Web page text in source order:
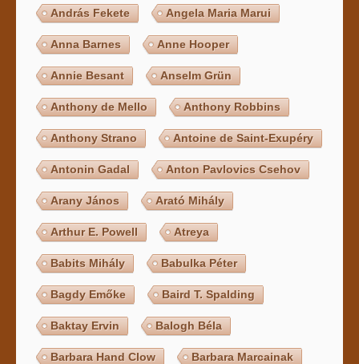
András Fekete Angela Maria Marui
Anna Barnes Anne Hooper
Annie Besant Anselm Grün
Anthony de Mello Anthony Robbins
Anthony Strano Antoine de Saint-Exupéry
Antonin Gadal Anton Pavlovics Csehov
Arany János Arató Mihály
Arthur E. Powell Atreya
Babits Mihály Babulka Péter
Bagdy Emőke Baird T. Spalding
Baktay Ervin Balogh Béla
Barbara Hand Clow Barbara Marcainak